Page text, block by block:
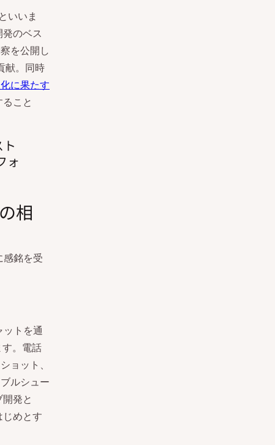
いいま
のベス
を公開し
献。同時
に果たす
こと
ォ
相
銘を受
トを通
。電話
ョット、
ルシュー
発と
めとす